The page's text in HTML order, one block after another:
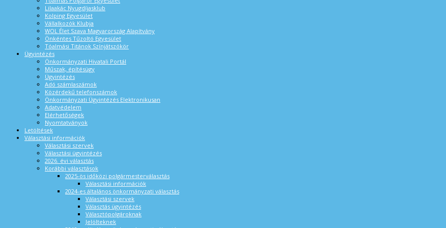
Lilaakác Nyugdíjasklub
Kolping Egyesület
Vállalkozók Klubja
WOL Élet Szava Magyarország Alapítvány
Önkéntes Tűzoltó Egyesület
Tóalmási Titánok Színjátszókör
Ügyintézés
Önkormányzati Hivatali Portál
Műszak, építésügy
Ügyintézés
Adó számlaszámok
Közérdekű telefonszámok
Önkormányzati Ügyintézés Elektronikusan
Adatvédelem
Elérhetőségek
Nyomtatványok
Letöltések
Választási információk
Választási szervek
Választási ügyintézés
2026. évi választás
Korábbi választások
2025-ös időközi polgármesterválasztás
Választási információk
2024-es általános önkormányzati választás
Választási szervek
Választás ügyintézés
Választópolgároknak
Jelölteknek